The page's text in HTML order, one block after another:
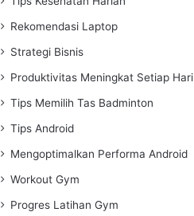
Rekomendasi Laptop
Strategi Bisnis
Produktivitas Meningkat Setiap Hari
Tips Memilih Tas Badminton
Tips Android
Mengoptimalkan Performa Android
Workout Gym
Progres Latihan Gym